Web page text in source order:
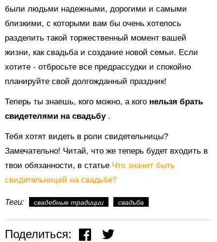
были людьми надежными, дорогими и самыми
близкими, с которыми вам бы очень хотелось
разделить такой торжественный момент вашей
жизни, как свадьба и создание новой семьи. Если
хотите - отбросьте все предрассудки и спокойно
планируйте свой долгожданный праздник!
Теперь ты знаешь, кого можно, а кого нельзя брать
свидетелями на свадьбу .
Тебя хотят видеть в роли свидетельницы?
Замечательно! Читай, что же теперь будет входить в
твои обязанности, в статье Что значит быть
свидетельницей на свадьбе?
Теги: свадебные традиции свадьба
Поделиться: